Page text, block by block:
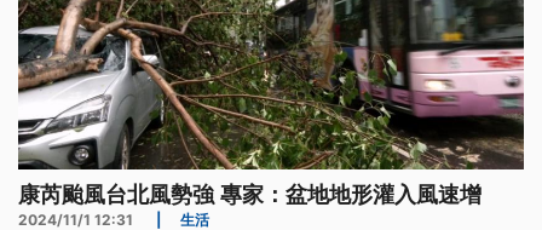
康芮颱風台北風勢強 專家：盆地地形灌入風速增
2024/11/1 12:31 生活